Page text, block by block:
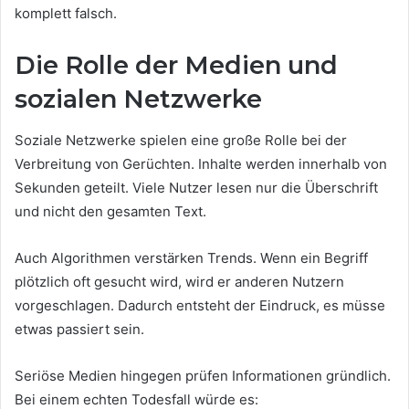
komplett falsch.
Die Rolle der Medien und
sozialen Netzwerke
Soziale Netzwerke spielen eine große Rolle bei der
Verbreitung von Gerüchten. Inhalte werden innerhalb von
Sekunden geteilt. Viele Nutzer lesen nur die Überschrift
und nicht den gesamten Text.
Auch Algorithmen verstärken Trends. Wenn ein Begriff
plötzlich oft gesucht wird, wird er anderen Nutzern
vorgeschlagen. Dadurch entsteht der Eindruck, es müsse
etwas passiert sein.
Seriöse Medien hingegen prüfen Informationen gründlich.
Bei einem echten Todesfall würde es: